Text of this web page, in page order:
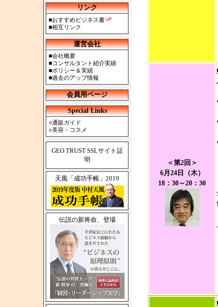
リンク
■おすすめビジネス書
■相互リンク
運営会社
■会社概要
■コンサルタント紹介実績
■ポリシー＆実績
■過去のアップ情報
会員用ページ
Special Links
○通販ガイド
○美容・コスメ
GEO TRUST SSLサイト証
明
天風「成功手帳」2019
伝説の新将命、登場
＜第2回＞
6月24日（木）
18：30～20：30